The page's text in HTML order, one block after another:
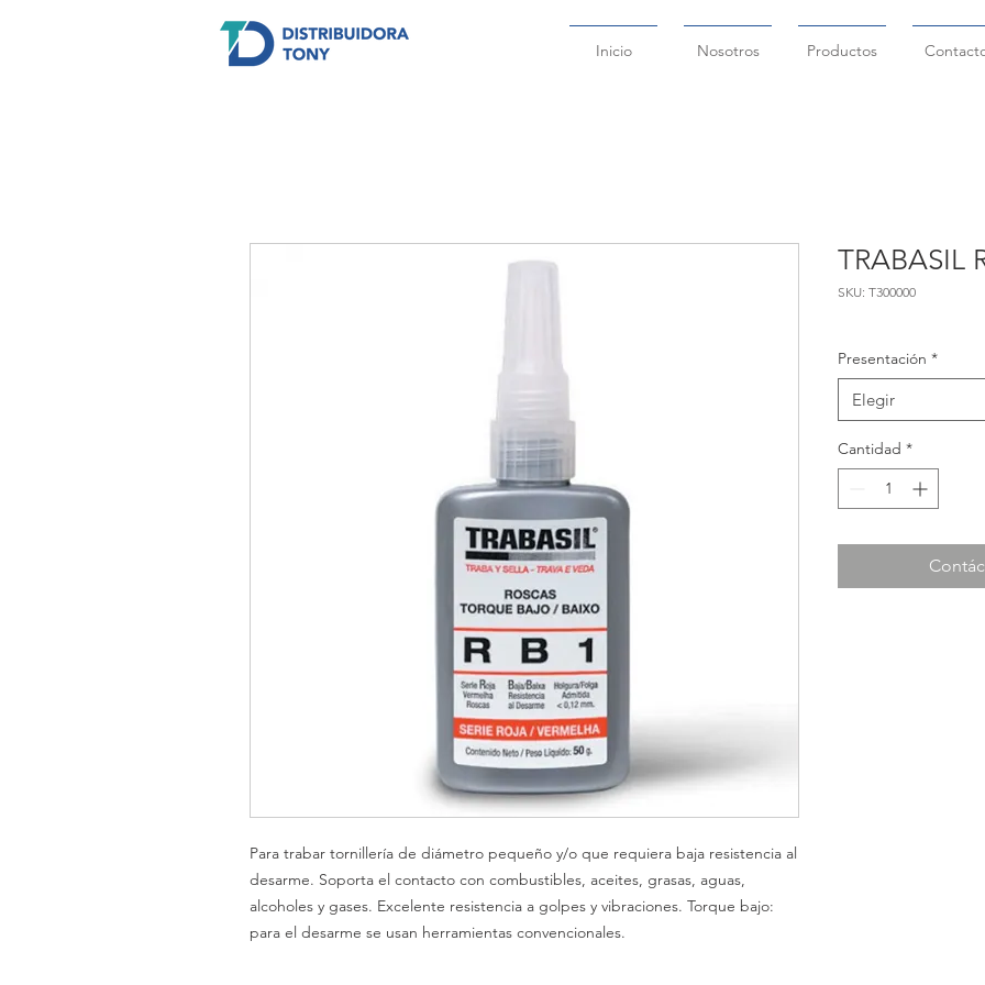
Inicio Nosotros Productos
Para trabar tornillería de diámetro pequeño y/o que requiera baja resistencia al
desarme. Soporta el contacto con combustibles, aceites, grasas, aguas,
alcoholes y gases. Excelente resistencia a golpes y vibraciones. Torque bajo:
para el desarme se usan herramientas convencionales.
TRABASIL
SKU: T300000
Presentación *
Elegir
Cantidad *